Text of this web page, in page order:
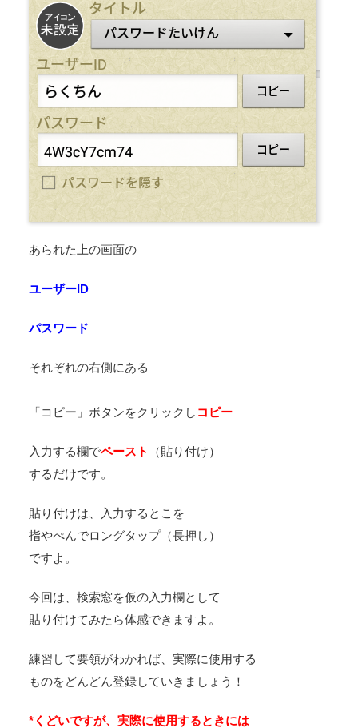
あられた上の画面の
ユーザーID
パスワード
それぞれの右側にある
「コピー」ボタンをクリックし コピー
入力する欄でペースト
（貼り付け）
するだけです。
貼り付けは、入力するとこを
指やぺんでロングタップ（長押し）
ですよ。
今回は、検索窓を仮の入力欄として
貼り付けてみたら体感できますよ。
練習して要領がわかれば、実際に使用する
ものをどんどん登録していきましょう！
*くどいですが、実際に使用するときには